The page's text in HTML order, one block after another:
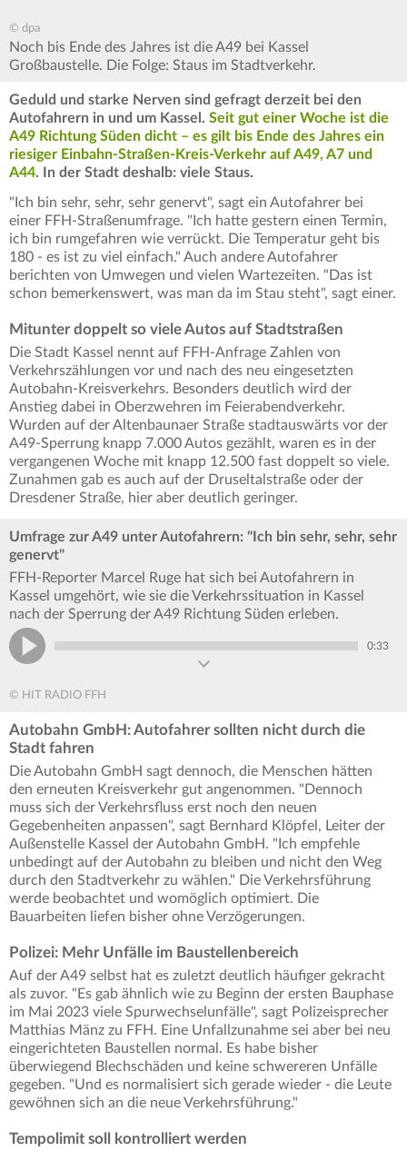
© dpa
Noch bis Ende des Jahres ist die A49 bei Kassel
Großbaustelle. Die Folge: Staus im Stadtverkehr.
Geduld und starke Nerven sind gefragt derzeit bei den
Autofahrern in und um Kassel. Seit gut einer Woche ist die
A49 Richtung Süden dicht – es gilt bis Ende des Jahres ein
riesiger Einbahn-Straßen-Kreis-Verkehr auf A49, A7 und
A44. In der Stadt deshalb: viele Staus.
"Ich bin sehr, sehr, sehr genervt", sagt ein Autofahrer bei
einer FFH-Straßenumfrage. "Ich hatte gestern einen Termin,
ich bin rumgefahren wie verrückt. Die Temperatur geht bis
180 - es ist zu viel einfach." Auch andere Autofahrer
berichten von Umwegen und vielen Wartezeiten. "Das ist
schon bemerkenswert, was man da im Stau steht", sagt einer.
Mitunter doppelt so viele Autos auf Stadtstraßen
Die Stadt Kassel nennt auf FFH-Anfrage Zahlen von
Verkehrszählungen vor und nach des neu eingesetzten
Autobahn-Kreisverkehrs. Besonders deutlich wird der
Anstieg dabei in Oberzwehren im Feierabendverkehr.
Wurden auf der Altenbaunaer Straße stadtauswärts vor der
A49-Sperrung knapp 7.000 Autos gezählt, waren es in der
vergangenen Woche mit knapp 12.500 fast doppelt so viele.
Zunahmen gab es auch auf der Druseltalstraße oder der
Dresdener Straße, hier aber deutlich geringer.
Umfrage zur A49 unter Autofahrern: "Ich bin sehr, sehr, sehr
genervt"
FFH-Reporter Marcel Ruge hat sich bei Autofahrern in
Kassel umgehört, wie sie die Verkehrssituation in Kassel
nach der Sperrung der A49 Richtung Süden erleben.
0:33
© HIT RADIO FFH
Autobahn GmbH: Autofahrer sollten nicht durch die
Stadt fahren
Die Autobahn GmbH sagt dennoch, die Menschen hätten
den erneuten Kreisverkehr gut angenommen. "Dennoch
muss sich der Verkehrsfluss erst noch den neuen
Gegebenheiten anpassen", sagt Bernhard Klöpfel, Leiter der
Außenstelle Kassel der Autobahn GmbH. "Ich empfehle
unbedingt auf der Autobahn zu bleiben und nicht den Weg
durch den Stadtverkehr zu wählen." Die Verkehrsführung
werde beobachtet und womöglich optimiert. Die
Bauarbeiten liefen bisher ohne Verzögerungen.
Polizei: Mehr Unfälle im Baustellenbereich
Auf der A49 selbst hat es zuletzt deutlich häufiger gekracht
als zuvor. "Es gab ähnlich wie zu Beginn der ersten Bauphase
im Mai 2023 viele Spurwechselunfälle", sagt Polizeisprecher
Matthias Mänz zu FFH. Eine Unfallzunahme sei aber bei neu
eingerichteten Baustellen normal. Es habe bisher
überwiegend Blechschäden und keine schwereren Unfälle
gegeben. "Und es normalisiert sich gerade wieder - die Leute
gewöhnen sich an die neue Verkehrsführung."
Tempolimit soll kontrolliert werden